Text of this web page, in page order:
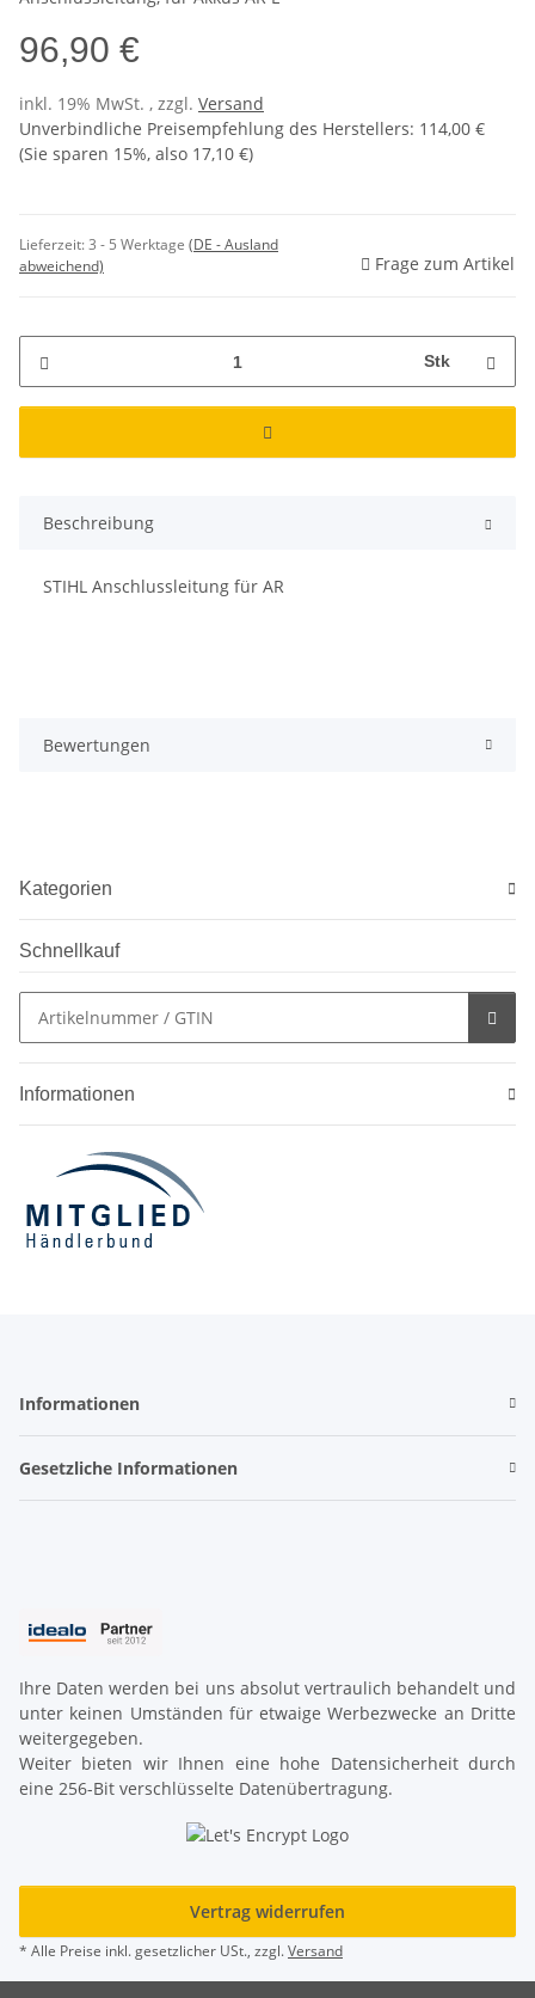
96,90 €
inkl. 19% MwSt. , zzgl. Versand
Unverbindliche Preisempfehlung des Herstellers: 114,00 €
(Sie sparen 15%, also 17,10 €)
Lieferzeit:3 - 5 Werktage (DE - Ausland
abweichend)
Frage zum Artikel
Stk
Beschreibung
STIHL Anschlussleitung für AR
Bewertungen
Kategorien
Schnellkauf
Informationen
Informationen
Gesetzliche Informationen
Ihre Daten werden bei uns absolut vertraulich behandelt und
unter keinen Umständen für etwaige Werbezwecke an Dritte
weitergegeben.
Weiter bieten wir Ihnen eine hohe Datensicherheit durch
eine 256-Bit verschlüsselte Datenübertragung.
Vertrag widerrufen
* Alle Preise inkl. gesetzlicher USt., zzgl.Versand